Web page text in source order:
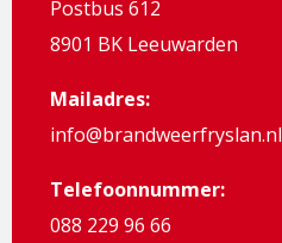
Postbus 612
8901 BK Leeuwarden
Mailadres:
info@brandweerfryslan.nl
Telefoonnummer:
088 229 96 66